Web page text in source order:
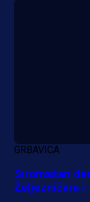
GRBAVICA
Siromašan
Željezničara i